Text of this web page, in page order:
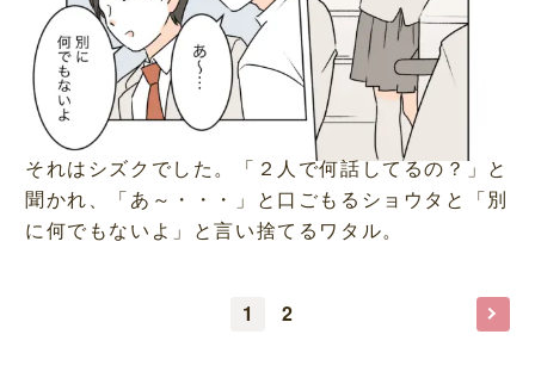
それはシズクでした。「２人で何話してるの？」と
聞かれ、「あ～・・・」と口ごもるショウタと「別
に何でもないよ」と言い捨てるワタル。
1 2